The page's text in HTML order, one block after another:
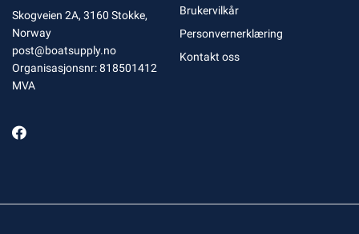
Skogveien 2A, 3160 Stokke,
Norway
post@boatsupply.no
Organisasjonsnr: 818501412
MVA
Brukervilkår
Personvernerklæring
Kontakt oss